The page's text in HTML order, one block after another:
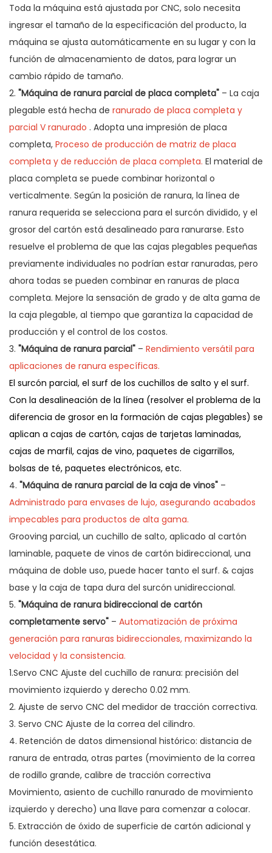
Toda la máquina está ajustada por CNC, solo necesita
ingresar el tamaño de la especificación del producto, la
máquina se ajusta automáticamente en su lugar y con la
función de almacenamiento de datos, para lograr un
cambio rápido de tamaño.
2. "Máquina de ranura parcial de placa completa" – La caja
plegable está hecha de ranurado de placa completa y
parcial V ranurado . Adopta una impresión de placa
completa, Proceso de producción de matriz de placa
completa y de reducción de placa completa. El material de
placa completa se puede combinar horizontal o
verticalmente. Según la posición de ranura, la línea de
ranura requerida se selecciona para el surcón dividido, y el
grosor del cartón está desalineado para ranurarse. Esto
resuelve el problema de que las cajas plegables pequeñas
previamente individuales no podrían estar ranuradas, pero
ahora todas se pueden combinar en ranuras de placa
completa. Mejore la sensación de grado y de alta gama de
la caja plegable, al tiempo que garantiza la capacidad de
producción y el control de los costos.
3. "Máquina de ranura parcial" – Rendimiento versátil para
aplicaciones de ranura específicas.
El surcón parcial, el surf de los cuchillos de salto y el surf.
Con la desalineación de la línea (resolver el problema de la
diferencia de grosor en la formación de cajas plegables) se
aplican a cajas de cartón, cajas de tarjetas laminadas,
cajas de marfil, cajas de vino, paquetes de cigarrillos,
bolsas de té, paquetes electrónicos, etc.
4. "Máquina de ranura parcial de la caja de vinos" –
Administrado para envases de lujo, asegurando acabados
impecables para productos de alta gama.
Grooving parcial, un cuchillo de salto, aplicado al cartón
laminable, paquete de vinos de cartón bidireccional, una
máquina de doble uso, puede hacer tanto el surf. & cajas
base y la caja de tapa dura del surcón unidireccional.
5. "Máquina de ranura bidireccional de cartón
completamente servo" – Automatización de próxima
generación para ranuras bidireccionales, maximizando la
velocidad y la consistencia.
1.Servo CNC Ajuste del cuchillo de ranura: precisión del
movimiento izquierdo y derecho 0.02 mm.
2. Ajuste de servo CNC del medidor de tracción correctiva.
3. Servo CNC Ajuste de la correa del cilindro.
4. Retención de datos dimensional histórico: distancia de
ranura de entrada, otras partes (movimiento de la correa
de rodillo grande, calibre de tracción correctiva
Movimiento, asiento de cuchillo ranurado de movimiento
izquierdo y derecho) una llave para comenzar a colocar.
5. Extracción de óxido de superficie de cartón adicional y
función desestática.